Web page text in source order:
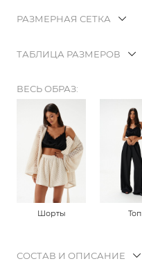
РАЗМЕРНАЯ СЕТКА
ТАБЛИЦА РАЗМЕРОВ
ВЕСЬ ОБРАЗ:
Шорты Топ
СОСТАВ И ОПИСАНИЕ